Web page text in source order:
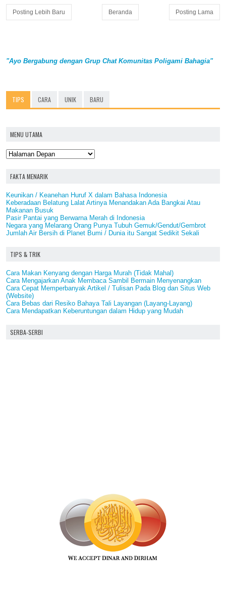
Posting Lebih Baru Posting Lama
Beranda
"Ayo Bergabung dengan Grup Chat Komunitas Poligami Bahagia"
TIPS CARA UNIK BARU
MENU UTAMA
FAKTA MENARIK
Keunikan / Keanehan Huruf X dalam Bahasa Indonesia
Keberadaan Belatung Lalat Artinya Menandakan Ada Bangkai Atau
Makanan Busuk
Pasir Pantai yang Berwarna Merah di Indonesia
Negara yang Melarang Orang Punya Tubuh Gemuk/Gendut/Gembrot
Jumlah Air Bersih di Planet Bumi / Dunia itu Sangat Sedikit Sekali
TIPS & TRIK
Cara Makan Kenyang dengan Harga Murah (Tidak Mahal)
Cara Mengajarkan Anak Membaca Sambil Bermain Menyenangkan
Cara Cepat Memperbanyak Artikel / Tulisan Pada Blog dan Situs Web
(Website)
Cara Bebas dari Resiko Bahaya Tali Layangan (Layang-Layang)
Cara Mendapatkan Keberuntungan dalam Hidup yang Mudah
SERBA-SERBI